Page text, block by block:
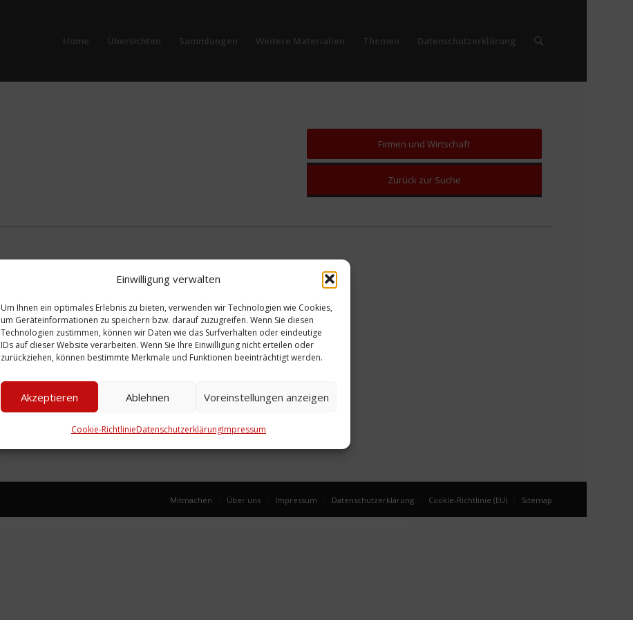
Einwilligung verwalten
Um Ihnen ein optimales Erlebnis zu bieten, verwenden wir Technologien wie Cookies,
um Geräteinformationen zu speichern bzw. darauf zuzugreifen. Wenn Sie diesen
Technologien zustimmen, können wir Daten wie das Surfverhalten oder eindeutige
IDs auf dieser Website verarbeiten. Wenn Sie Ihre Einwilligung nicht erteilen oder
zurückziehen, können bestimmte Merkmale und Funktionen beeinträchtigt werden.
Akzeptieren Ablehnen Voreinstellungen anzeigen
Cookie-RichtlinieDatenschutzerklärungImpressum
Home Übersichten Sammlungen Weitere Materialien Themen Datenschutzerklärung
Firmen und Wirtschaft
Zurück zur Suche
Mitmachen Über uns Impressum Datenschutzerklärung Cookie-Richtlinie (EU) Sitemap